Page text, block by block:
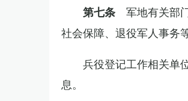
第七条 军地有关部
社会保障、退役军人事务
兵役登记工作相关单
息。